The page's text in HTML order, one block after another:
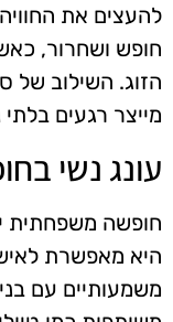
להעצים את
חופש ושחרור,
הזוג. השילוב של
מייצר רגעים
עונג נשי
חופשה משפחתית
היא מאפשרת
משמעותיים עם